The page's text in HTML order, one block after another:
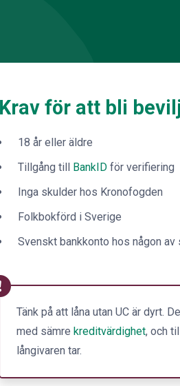
Krav för att bli
18 år eller äldre
Tillgång till BankIDför verifiering
Inga skulder hos Kronofogden
Folkbokförd i Sverige
Svenskt bankkonto hos någon av
Tänk på att låna utan UC är dyrt.
med sämre kreditvärdighet, och
långivaren tar.